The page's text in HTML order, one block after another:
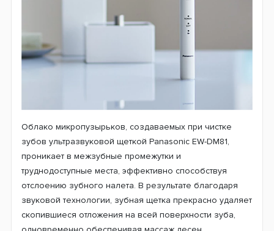
Облако микропузырьков, создаваемых при чистке
зубов ультразвуковой щеткой Panasonic EW-DM81,
проникает в межзубные промежутки и
труднодоступные места, эффективно способствуя
отслоению зубного налета. В результате благодаря
звуковой технологии, зубная щетка прекрасно удаляет
скопившиеся отложения на всей поверхности зуба,